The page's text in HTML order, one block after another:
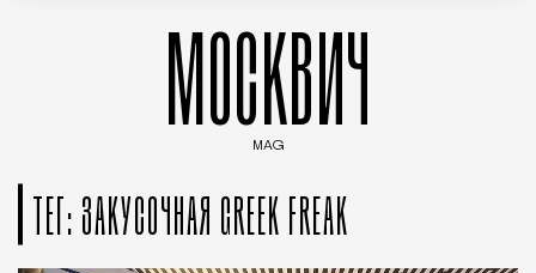
МОСКВИЧ
MAG
ТЕГ: ЗАКУСОЧНАЯ GREEK FREAK